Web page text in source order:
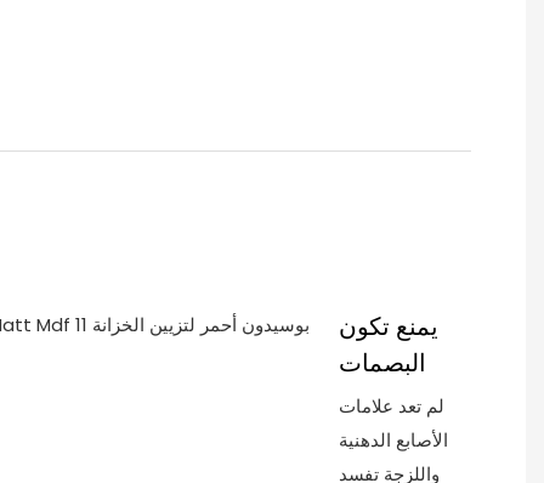
يمنع تكون
البصمات
لم تعد علامات
الأصابع الدهنية
واللزجة تفسد